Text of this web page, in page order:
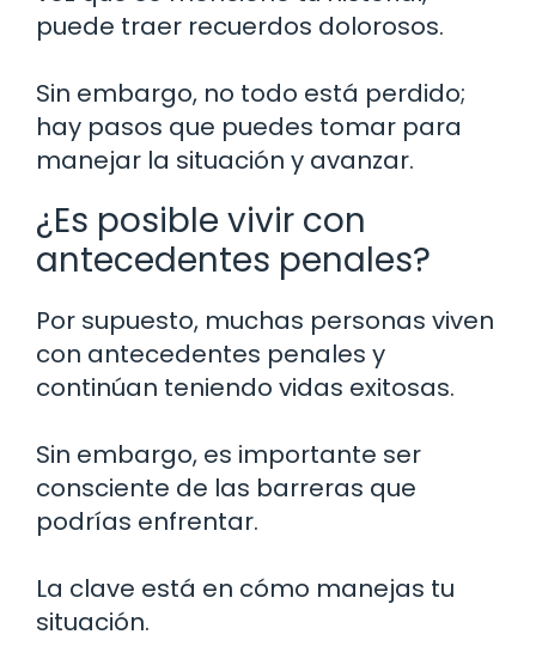
puede traer recuerdos dolorosos.
Sin embargo, no todo está perdido;
hay pasos que puedes tomar para
manejar la situación y avanzar.
¿Es posible vivir con
antecedentes penales?
Por supuesto, muchas personas viven
con antecedentes penales y
continúan teniendo vidas exitosas.
Sin embargo, es importante ser
consciente de las barreras que
podrías enfrentar.
La clave está en cómo manejas tu
situación.